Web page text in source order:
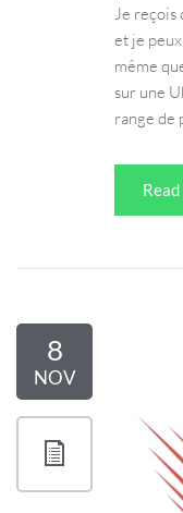
Je reçois
et je
même
sur une
range de
8
NOV